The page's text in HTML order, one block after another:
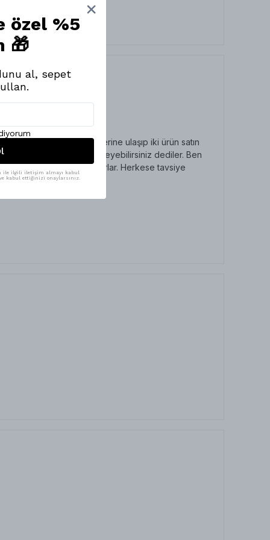
hatta telefonla kendilerine ulaşıp iki ürün satın
yok ikisini de serip deneyebilirsiniz dediler. Ben
o kadar paralar döküyorlar. Herkese tavsiye
özel %5
🎁
al, sepet
ile ilgili iletişim almayı kabul
kabul ettiğinizi onaylarsınız.